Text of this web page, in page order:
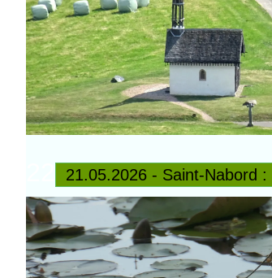
21.05.2026 - Saint-Nabord